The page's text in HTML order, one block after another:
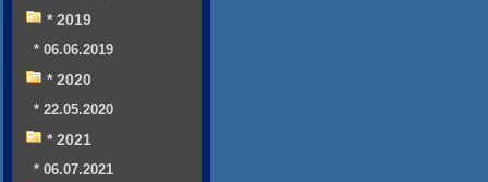
* 2019
* 06.06.2019
* 2020
* 22.05.2020
* 2021
* 06.07.2021